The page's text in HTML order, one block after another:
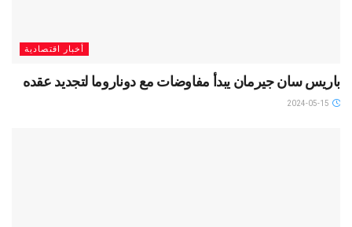
أخبار اقتصادية
باريس سان جيرمان يبدأ مفاوضات مع دوناروما لتجديد عقده